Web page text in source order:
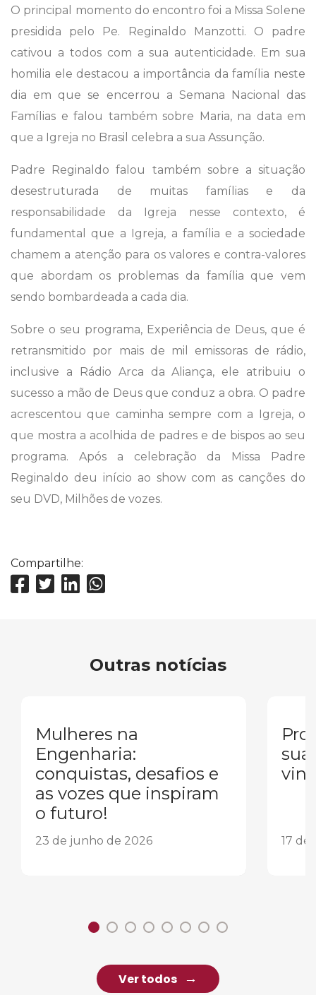
O principal momento do encontro foi a Missa Solene
presidida pelo Pe. Reginaldo Manzotti. O padre
cativou a todos com a sua autenticidade. Em sua
homilia ele destacou a importância da família neste
dia em que se encerrou a Semana Nacional das
Famílias e falou também sobre Maria, na data em
que a Igreja no Brasil celebra a sua Assunção.
Padre Reginaldo falou também sobre a situação
desestruturada de muitas famílias e da
responsabilidade da Igreja nesse contexto, é
fundamental que a Igreja, a família e a sociedade
chamem a atenção para os valores e contra-valores
que abordam os problemas da família que vem
sendo bombardeada a cada dia.
Sobre o seu programa, Experiência de Deus, que é
retransmitido por mais de mil emissoras de rádio,
inclusive a Rádio Arca da Aliança, ele atribuiu o
sucesso a mão de Deus que conduz a obra. O padre
acrescentou que caminha sempre com a Igreja, o
que mostra a acolhida de padres e de bispos ao seu
programa. Após a celebração da Missa Padre
Reginaldo deu início ao show com as canções do
seu DVD, Milhões de vozes.
Compartilhe:
Outras notícias
Mulheres na
Engenharia:
conquistas, desafios e
as vozes que inspiram
o futuro!
23 de junho de 2026
sua
17 de
Ver todos